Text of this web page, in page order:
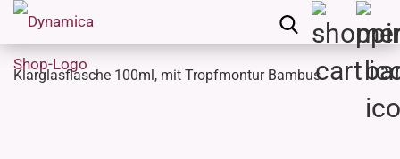
Klarglasflasche 100ml, mit Tropfmontur Bambus